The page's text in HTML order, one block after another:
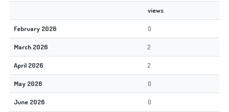
views
February 2026 0
March 2026 2
April 2026 2
May 2026 0
June 2026 0